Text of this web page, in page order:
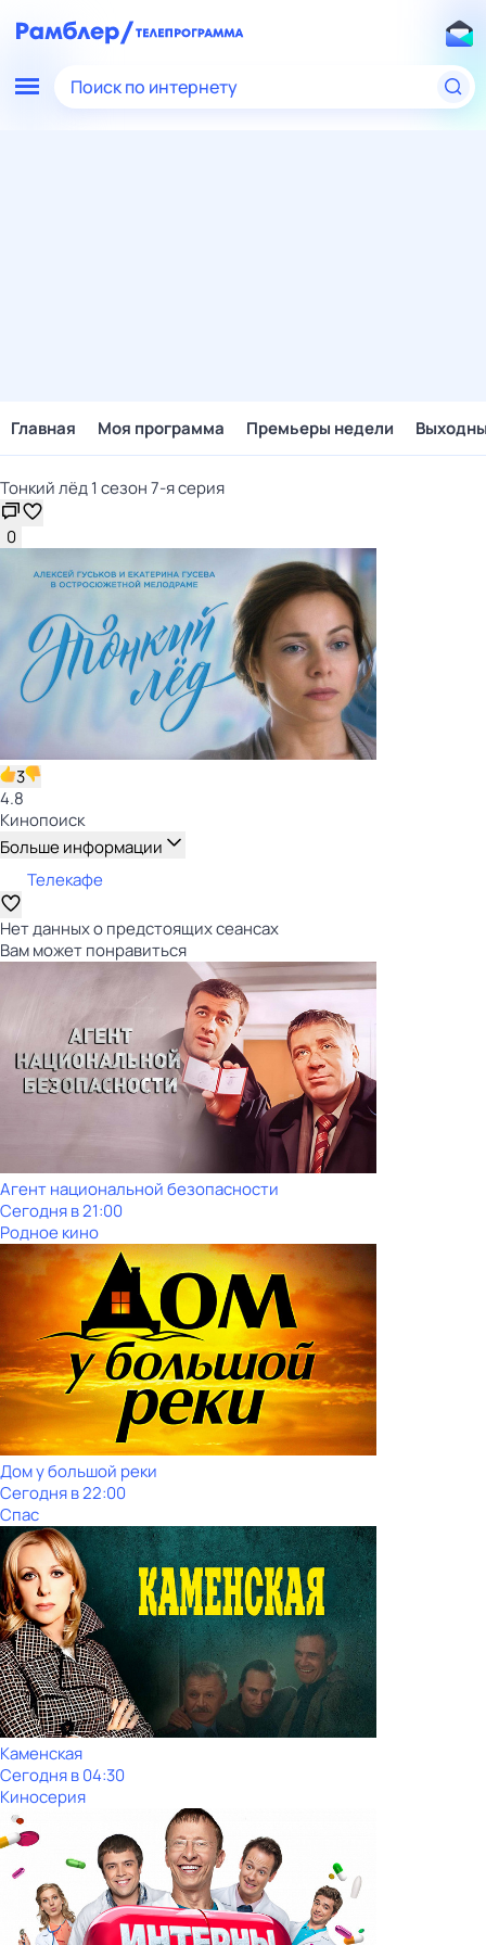
Поиск по интернету
Главная Моя программа Премьеры недели
Тонкий лёд 1 сезон 7-я серия
0
3
4.8
Кинопоиск
Больше информации
Телекафе
Нет данных о предстоящих сеансах
Вам может понравиться
Агент национальной безопасности
Сегодня в 21:00
Родное кино
Дом у большой реки
Сегодня в 22:00
Спас
Каменская
Сегодня в 04:30
Киносерия